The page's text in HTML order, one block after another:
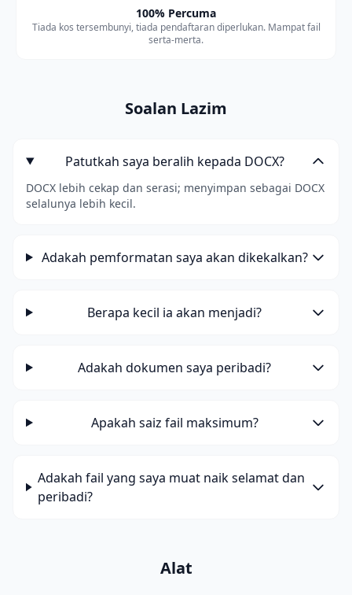
100% Percuma
Tiada kos tersembunyi, tiada pendaftaran diperlukan. Mampat fail
serta-merta.
Soalan Lazim
Patutkah saya beralih kepada DOCX?
DOCX lebih cekap dan serasi; menyimpan sebagai DOCX
selalunya lebih kecil.
Adakah pemformatan saya akan dikekalkan?
Berapa kecil ia akan menjadi?
Adakah dokumen saya peribadi?
Apakah saiz fail maksimum?
Adakah fail yang saya muat naik selamat dan
peribadi?
Alat